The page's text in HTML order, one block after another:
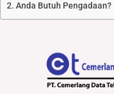
Anda Butuh Pengadaan?